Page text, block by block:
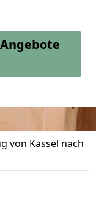
von Kassel nach